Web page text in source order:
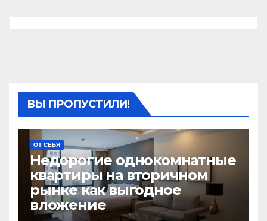
ВЫ ПРОПУСТИЛИ!
ОТ СЕБЯ
Недорогие однокомнатные
квартиры на вторичном
рынке как выгодное
вложение